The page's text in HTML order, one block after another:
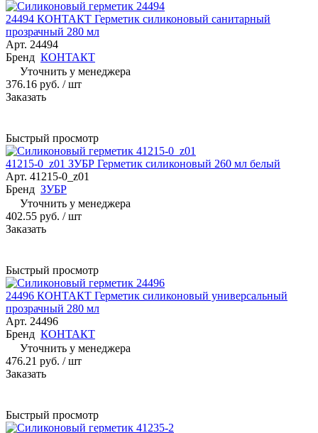
24494 КОНТАКТ Герметик силиконовый санитарный
прозрачный 280 мл
Арт. 24494
Бренд КОНТАКТ
Уточнить у менеджера
376.16 руб. / шт
Заказать
Быстрый просмотр
41215-0_z01 ЗУБР Герметик силиконовый 260 мл белый
Арт. 41215-0_z01
Бренд ЗУБР
Уточнить у менеджера
402.55 руб. / шт
Заказать
Быстрый просмотр
24496 КОНТАКТ Герметик силиконовый универсальный
прозрачный 280 мл
Арт. 24496
Бренд КОНТАКТ
Уточнить у менеджера
476.21 руб. / шт
Заказать
Быстрый просмотр